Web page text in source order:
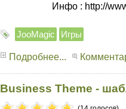
Инфо : http://
JooMagic Игры
Подробнее...
Business Theme -